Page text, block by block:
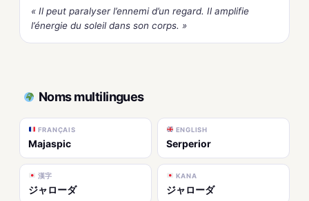
« Il peut paralyser l’ennemi d’un regard. Il amplifie
l’énergie du soleil dans son corps. »
Noms multilingues
FRANÇAIS
Majaspic
ENGLISH
Serperior
漢字
ジャローダ
KANA
ジャローダ